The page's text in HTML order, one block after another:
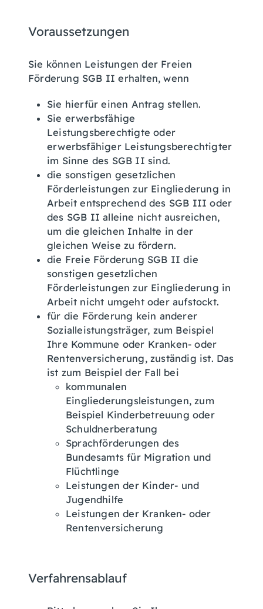
Voraussetzungen
Sie können Leistungen der Freien
Förderung SGB II erhalten, wenn
Sie hierfür einen Antrag stellen.
Sie erwerbsfähige
Leistungsberechtigte oder
erwerbsfähiger Leistungsberechtigter
im Sinne des SGB II sind.
die sonstigen gesetzlichen
Förderleistungen zur Eingliederung in
Arbeit entsprechend des SGB III oder
des SGB II alleine nicht ausreichen,
um die gleichen Inhalte in der
gleichen Weise zu fördern.
die Freie Förderung SGB II die
sonstigen gesetzlichen
Förderleistungen zur Eingliederung in
Arbeit nicht umgeht oder aufstockt.
für die Förderung kein anderer
Sozialleistungsträger, zum Beispiel
Ihre Kommune oder Kranken- oder
Rentenversicherung, zuständig ist. Das
ist zum Beispiel der Fall bei
kommunalen
Eingliederungsleistungen, zum
Beispiel Kinderbetreuung oder
Schuldnerberatung
Sprachförderungen des
Bundesamts für Migration und
Flüchtlinge
Leistungen der Kinder- und
Jugendhilfe
Leistungen der Kranken- oder
Rentenversicherung
Verfahrensablauf